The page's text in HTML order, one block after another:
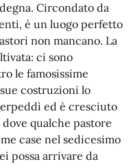
Circondato da
è un luogo perfetto
non mancano. La
ci sono
le famosissime
costruzioni lo
ed è cresciuto
dove qualche pastore
case nel sedicesimo
possa arrivare da